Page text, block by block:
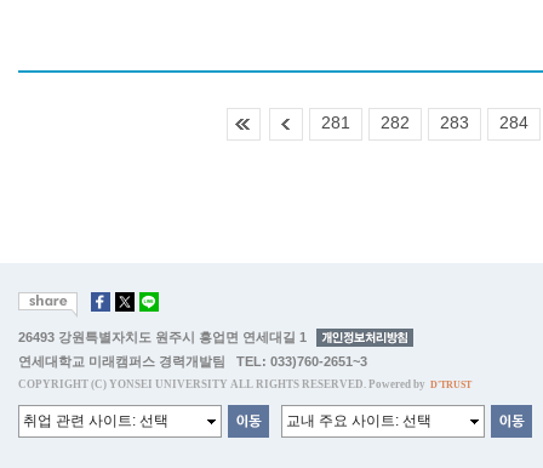
281 282 283 284
26493 강원특별자치도 원주시 흥업면 연세대길 1
연세대학교 미래캠퍼스 경력개발팀 TEL: 033)760-2651~3
COPYRIGHT (C) YONSEI UNIVERSITY ALL RIGHTS RESERVED. Powered by D'TRUST